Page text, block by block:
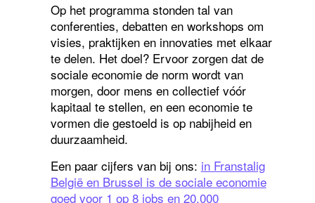
Op het programma stonden tal van
conferenties, debatten en workshops om
visies, praktijken en innovaties met elkaar
te delen. Het doel? Ervoor zorgen dat de
sociale economie de norm wordt van
morgen, door mens en collectief vóór
kapitaal te stellen, en een economie te
vormen die gestoeld is op nabijheid en
duurzaamheid.
Een paar cijfers van bij ons: in Franstalig
België en Brussel is de sociale economie
goed voor 1 op 8 jobs en 20.000